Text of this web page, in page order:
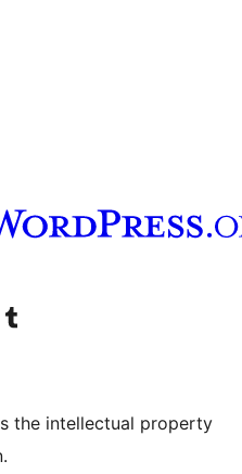
channel
Visit our Tumblr account
the intellectual property